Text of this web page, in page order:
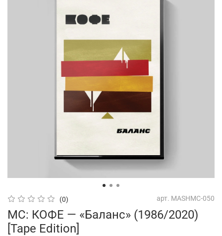
(0) арт. MASHMC-050
MC: КОФЕ — «Баланс» (1986/2020)
[Tape Edition]